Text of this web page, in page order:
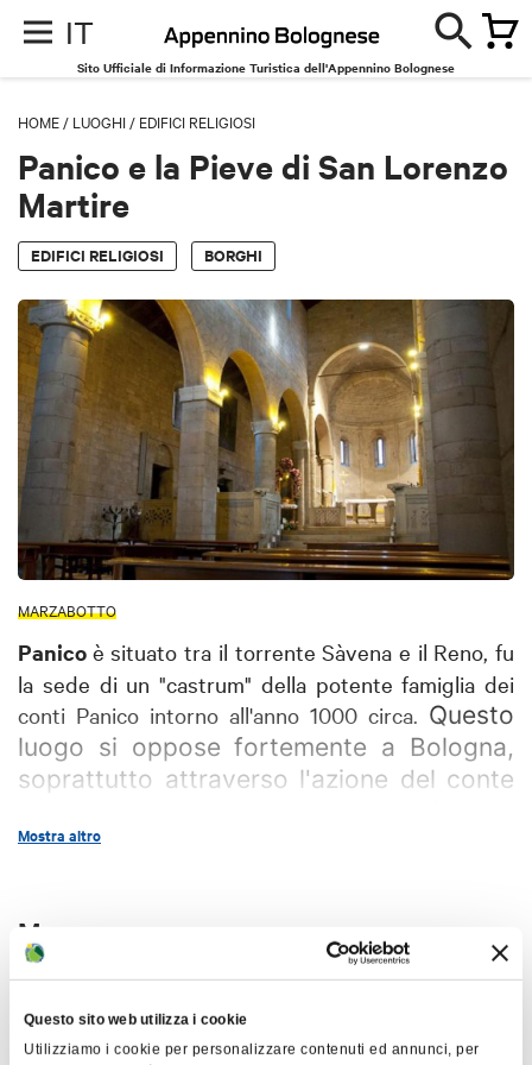
Questo sito web utilizza i cookie
Utilizziamo i cookie per personalizzare contenuti ed annunci, per
IT
Sito Ufficiale di Informazione Turistica dell'Appennino Bolognese
HOME / LUOGHI / EDIFICI RELIGIOSI
Panico e la Pieve di San Lorenzo
Martire
EDIFICI RELIGIOSI BORGHI
MARZABOTTO
Panico è situato tra il torrente Sàvena e il Reno, fu
la sede di un "castrum" della potente famiglia dei
conti Panico intorno all'anno 1000 circa. Questo
luogo si oppose fortemente a Bologna,
soprattutto attraverso l'azione del conte
viscontea sull'Appennino. L'antico castello
Marzabotto.
La Pieve di Panico, dedicata a San Lorenzo
Martire, mostra in modo evidente la sua struttura
romanica con una splendida abside semicircolare,
Mostra altro
Mappa
−